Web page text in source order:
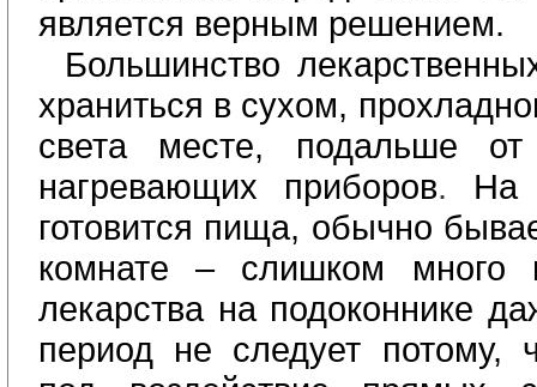
является верным решением.
Большинство
храниться в сухом,
света месте, подальше
нагревающих приборов. На
готовится пища, обычно
комнате – слишком много
лекарства на подоконнике
период не следует потому,